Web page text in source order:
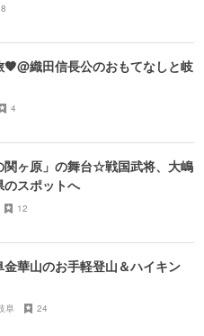
織田信長公のおもてなしと岐
4
関ヶ原」の舞台☆戦国武将、大嶋
のスポットへ
12
華山のお手軽登山＆ハイキン
阜 24